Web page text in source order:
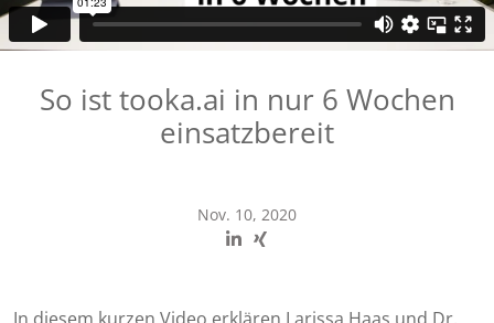
So ist tooka.ai in nur 6 Wochen
einsatzbereit
Nov. 10, 2020